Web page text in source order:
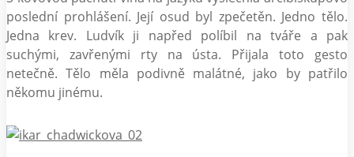
poslední prohlášení. Její osud byl zpečetěn. Jedno tělo.
Jedna krev. Ludvík ji napřed políbil na tváře a pak
suchými, zavřenými rty na ústa. Přijala toto gesto
netečně. Tělo měla podivně malátné, jako by patřilo
někomu jinému.